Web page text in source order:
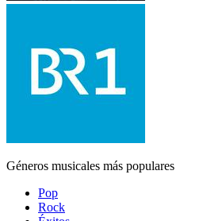
Géneros musicales más populares
Pop
Rock